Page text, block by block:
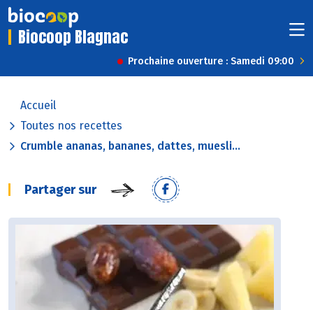
Biocoop Blagnac
Prochaine ouverture : Samedi 09:00
Accueil
Toutes nos recettes
Crumble ananas, bananes, dattes, muesli...
Partager sur